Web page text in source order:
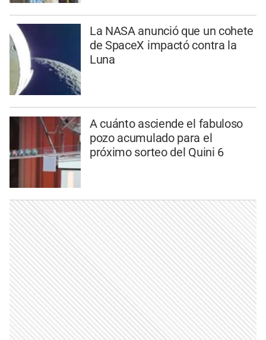
La NASA anunció que un cohete
de SpaceX impactó contra la
Luna
A cuánto asciende el fabuloso
pozo acumulado para el
próximo sorteo del Quini 6